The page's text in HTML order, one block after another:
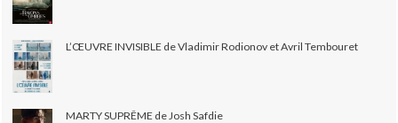
L’ŒUVRE INVISIBLE de Vladimir Rodionov et Avril Tembouret
MARTY SUPRÊME de Josh Safdie